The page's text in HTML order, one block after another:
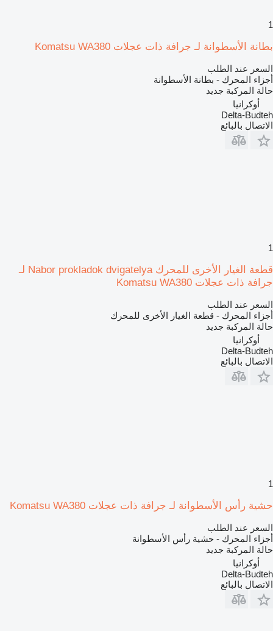
1
بطانة الأسطوانة لـ جرافة ذات عجلات Komatsu WA380
السعر عند الطلب
أجزاء المحرك - بطانة الأسطوانة
حالة المركبة جديد
أوكرانيا
Delta-Budteh
الاتصال بالبائع
1
قطعة الغيار الأخرى للمحرك Nabor prokladok dvigatelya لـ
جرافة ذات عجلات Komatsu WA380
السعر عند الطلب
أجزاء المحرك - قطعة الغيار الأخرى للمحرك
حالة المركبة جديد
أوكرانيا
Delta-Budteh
الاتصال بالبائع
1
حشية رأس الأسطوانة لـ جرافة ذات عجلات Komatsu WA380
السعر عند الطلب
أجزاء المحرك - حشية رأس الأسطوانة
حالة المركبة جديد
أوكرانيا
Delta-Budteh
الاتصال بالبائع